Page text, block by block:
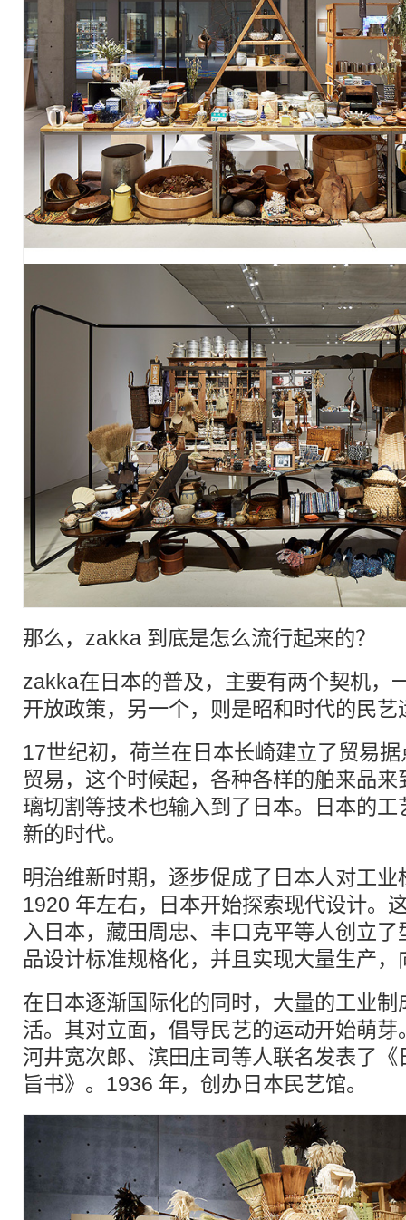
那么，zakka 到底是怎么流行起来的？
zakka在日本的普及，主要有两个契机，
开放政策，另一个，则是昭和时代的民艺
17世纪初，荷兰在日本长崎建立了贸易
贸易，这个时候起，各种各样的舶来品
璃切割等技术也输入到了日本。日本的
新的时代。
明治维新时期，逐步促成了日本人对工
1920 年左右，日本开始探索现代设计。
入日本，藏田周忠、丰口克平等人创立
品设计标准规格化，并且实现大量生产，
在日本逐渐国际化的同时，大量的工业
活。其对立面，倡导民艺的运动开始萌
河井宽次郎、滨田庄司等人联名发表了
旨书》。1936 年，创办日本民艺馆。